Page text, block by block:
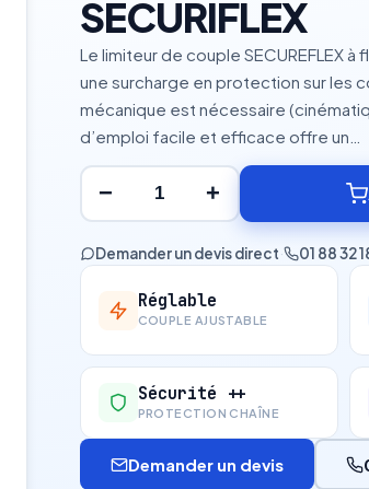
SECURIFLEX
Le limiteur de couple SECUREFLEX
une surcharge en protection sur les
mécanique est nécessaire
d’emploi facile et efficace offre un…
− +
Demander un devis direct· 01 88 32
Réglable
COUPLE AJUSTABLE
Sécurité ++
PROTECTION CHAÎNE
Demander un devis